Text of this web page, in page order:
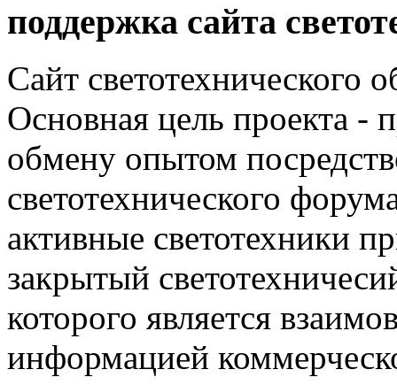
поддержка сайта
Сайт светотехнического
Основная цель проекта -
обмену опытом
светотехнического
активные светотехники
закрытый
которого является
информацией